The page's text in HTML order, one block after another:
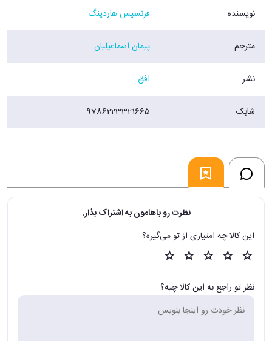
نویسنده فرنسیس هاردینگ
مترجم پیمان اسماعیلیان
نشر افق
شابک 9786223321665
نظرت رو باهامون به اشتراک بذار.
این کالا چه امتیازی از تو می‌گیره؟
نظر تو راجع به این کالا چیه؟